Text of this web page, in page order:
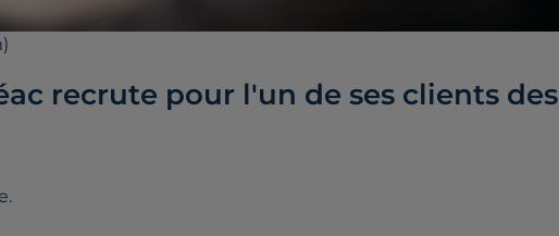
recrute pour l'un de ses clients des